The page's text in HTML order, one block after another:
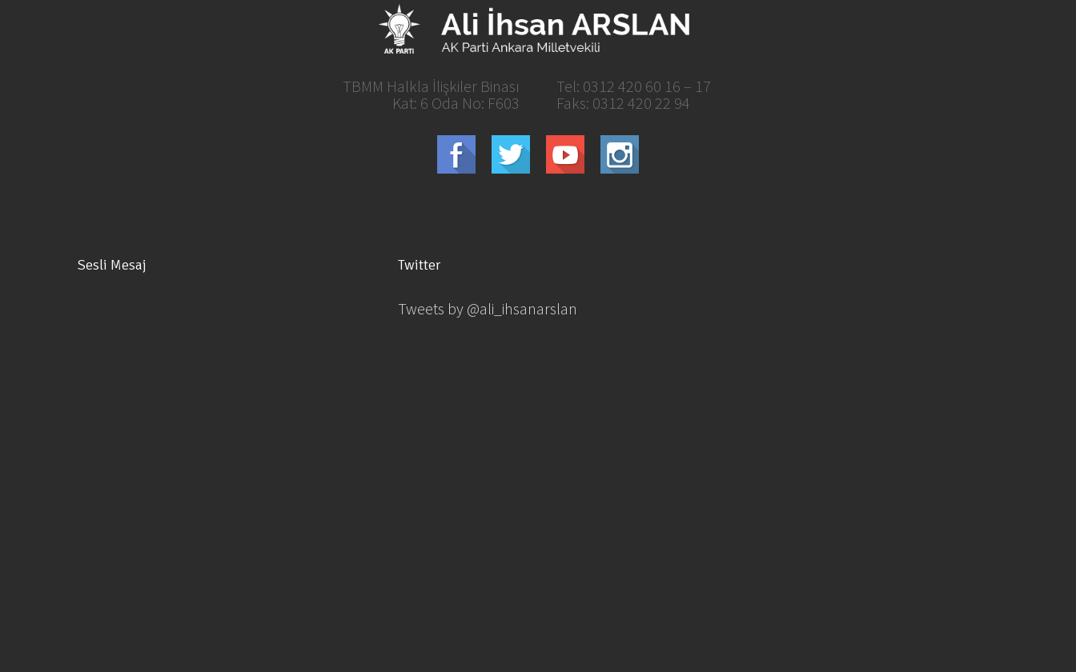
Tel: 0312 420 60 16 – 17
Faks: 0312 420 22 94
TBMM Halkla İlişkiler Binası
Kat: 6 Oda No: F603
Sesli Mesaj Twitter
Tweets by @ali_ihsanarslan